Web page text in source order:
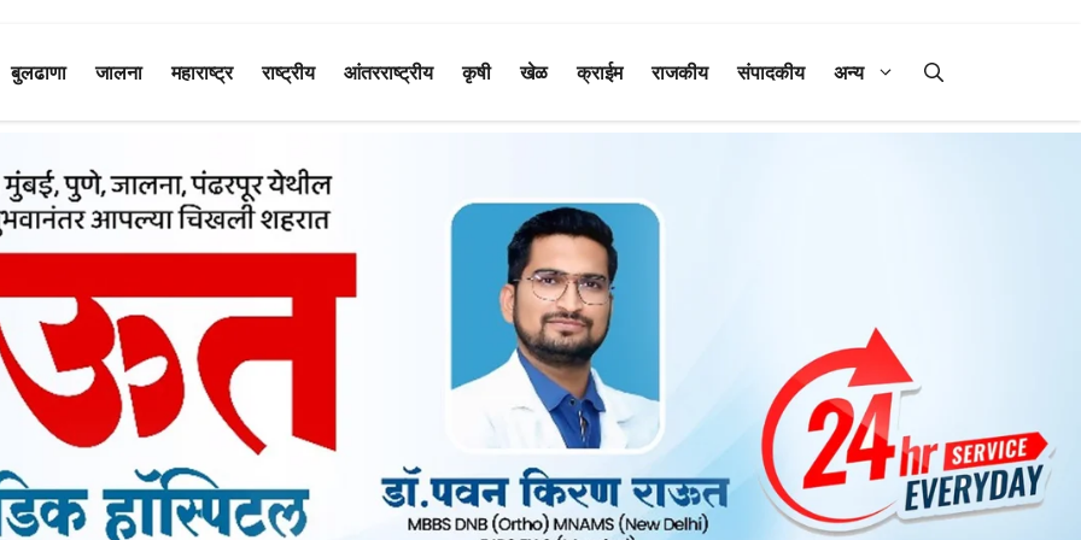
बुलढाणा जालना महाराष्ट्र राष्ट्रीय आंतरराष्ट्रीय कृषी खेळ क्राईम राजकीय संपादकीय अन्य